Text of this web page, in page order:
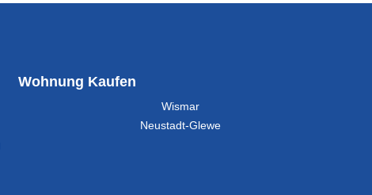
Wohnung Kaufen
Wismar
Neustadt-Glewe